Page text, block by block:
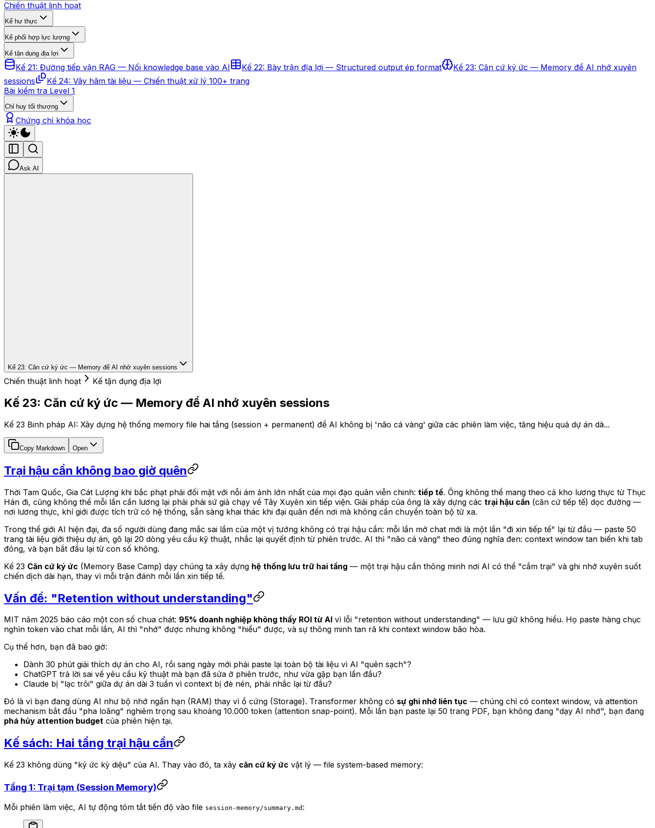
Chiến thuật linh hoạt
Kế hư thực
Kế phối hợp lực lượng
Kế tận dụng địa lợi
Kế 21: Đường tiếp vận RAG — Nối knowledge base vào AI Kế 22: Bày trận địa lợi — Structured output ép format
Kế 23: Căn cứ ký ức — Memory để AI nhớ xuyên
sessions
Kế 24: Vây hãm tài liệu — Chiến thuật xử lý 100+ trang
Bài kiểm tra Level 1
Chỉ huy tối thượng
Chứng chỉ khóa học
Ask AI
Kế 23: Căn cứ ký ức — Memory để AI nhớ xuyên sessions
Chiến thuật linh hoạt Kế tận dụng địa lợi
Kế 23: Căn cứ ký ức — Memory để AI nhớ xuyên sessions
Kế 23 Binh pháp AI: Xây dựng hệ thống memory file hai tầng (session + permanent) để AI không bị 'não cá vàng' giữa các phiên làm việc, tăng hiệu quả dự án dà...
Copy Markdown Open
Trại hậu cần không bao giờ quên
Thời Tam Quốc, Gia Cát Lượng khi bắc phạt phải đối mặt với nỗi ám ảnh lớn nhất của mọi đạo quân viễn chinh: tiếp tế. Ông không thể mang theo cả kho lương thực từ Thục
Hán đi, cũng không thể mỗi lần cần lương lại phải phái sứ giả chạy về Tây Xuyên xin tiếp viện. Giải pháp của ông là xây dựng các trại hậu cần (căn cứ tiếp tế) dọc đường —
nơi lương thực, khí giới được tích trữ có hệ thống, sẵn sàng khai thác khi đại quân đến nơi mà không cần chuyển toàn bộ từ xa.
Trong thế giới AI hiện đại, đa số người dùng đang mắc sai lầm của một vị tướng không có trại hậu cần: mỗi lần mở chat mới là một lần "đi xin tiếp tế" lại từ đầu — paste 50
trang tài liệu giới thiệu dự án, gõ lại 20 dòng yêu cầu kỹ thuật, nhắc lại quyết định từ phiên trước. AI thì "não cá vàng" theo đúng nghĩa đen: context window tan biến khi tab
đóng, và bạn bắt đầu lại từ con số không.
Kế 23 Căn cứ ký ức (Memory Base Camp) dạy chúng ta xây dựng hệ thống lưu trữ hai tầng — một trại hậu cần thông minh nơi AI có thể "cắm trại" và ghi nhớ xuyên suốt
chiến dịch dài hạn, thay vì mỗi trận đánh mỗi lần xin tiếp tế.
Vấn đề: "Retention without understanding"
MIT năm 2025 báo cáo một con số chua chát: 95% doanh nghiệp không thấy ROI từ AI vì lỗi "retention without understanding" — lưu giữ không hiểu. Họ paste hàng chục
nghìn token vào chat mỗi lần, AI thì "nhớ" được nhưng không "hiểu" được, và sự thông minh tan rã khi context window bão hòa.
Cụ thể hơn, bạn đã bao giờ:
Dành 30 phút giải thích dự án cho AI, rồi sang ngày mới phải paste lại toàn bộ tài liệu vì AI "quên sạch"?
ChatGPT trả lời sai về yêu cầu kỹ thuật mà bạn đã sửa ở phiên trước, như vừa gặp bạn lần đầu?
Claude bị "lạc trôi" giữa dự án dài 3 tuần vì context bị đè nén, phải nhắc lại từ đầu?
Đó là vì bạn đang dùng AI như bộ nhớ ngắn hạn (RAM) thay vì ổ cứng (Storage). Transformer không có sự ghi nhớ liên tục — chúng chỉ có context window, và attention
mechanism bắt đầu "pha loãng" nghiêm trọng sau khoảng 10.000 token (attention snap-point). Mỗi lần bạn paste lại 50 trang PDF, bạn không đang "dạy AI nhớ", bạn đang
phá hủy attention budget của phiên hiện tại.
Kế sách: Hai tầng trại hậu cần
Kế 23 không dùng "ký ức kỳ diệu" của AI. Thay vào đó, ta xây căn cứ ký ức vật lý — file system-based memory:
Tầng 1: Trại tạm (Session Memory)
Mỗi phiên làm việc, AI tự động tóm tắt tiến độ vào file session-memory/summary.md :